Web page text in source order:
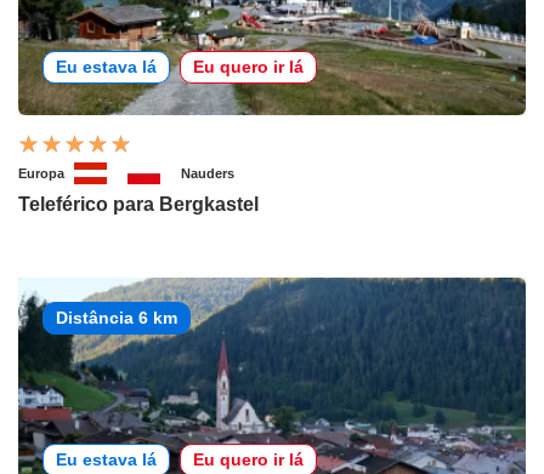
Eu estava lá Eu quero ir lá
Europa Nauders
Teleférico para Bergkastel
Distância 6 km
Eu estava lá Eu quero ir lá